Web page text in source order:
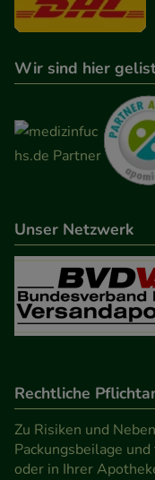
Wir sind hier
Unser Netzwerk
Rechtliche
Zu Risiken und
Packungsbeilage
oder in Ihrer